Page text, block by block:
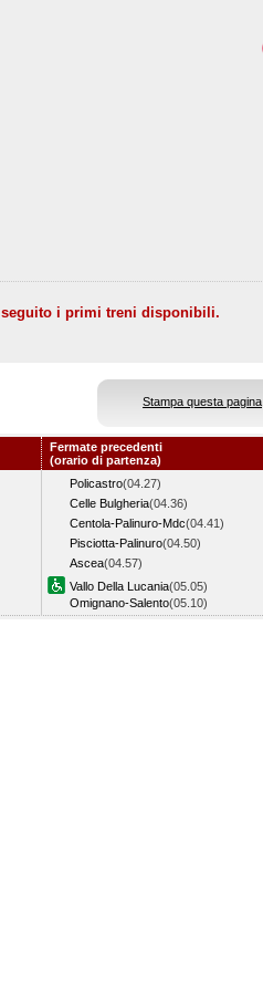
i primi treni disponibili.
Stampa questa pagina
Fermate precedenti
(orario di partenza)
Policastro(04.27)
Celle Bulgheria(04.36)
Centola-Palinuro-Mdc(04.41)
Pisciotta-Palinuro(04.50)
Ascea(04.57)
Vallo Della Lucania(05.05)
Omignano-Salento(05.10)